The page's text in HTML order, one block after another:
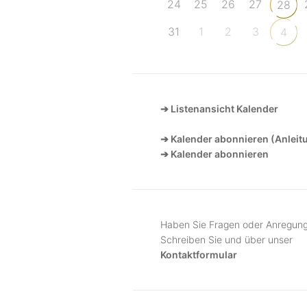
24
25 26 27 28
31
1 2 3 4
➔ Listenansicht Kalender
➔ Kalender abonnieren
➔ Kalender abonnieren
Haben Sie Fragen oder
Schreiben Sie und über unser
Kontaktformular